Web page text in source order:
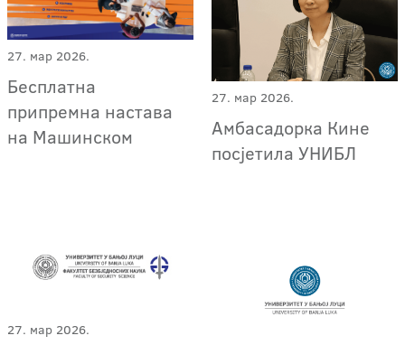
27. мар 2026.
Бесплатна
припремна настава
на Машинском
27. мар 2026.
Амбасадорка Кине
посјетила УНИБЛ
27. мар 2026.